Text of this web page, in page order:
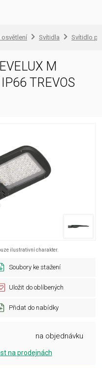
osvětlení Svítidla Svítidlo
M
TREVOS
ilustrativní charakter.
Soubory ke stažení
Uložit do oblíbených
Přidat do nabídky
na objednávku
na prodejnách